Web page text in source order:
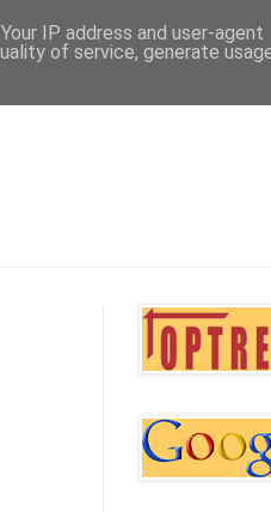
IP address and user-agent
of service, generate